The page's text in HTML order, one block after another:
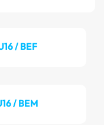
/ BEF
/ BEM